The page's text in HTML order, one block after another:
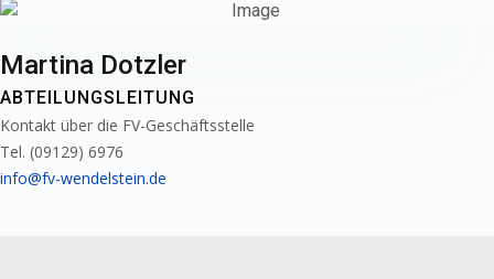
Martina Dotzler
ABTEILUNGSLEITUNG
Kontakt über die FV-Geschäftsstelle
Tel. (09129) 6976
info@fv-wendelstein.de